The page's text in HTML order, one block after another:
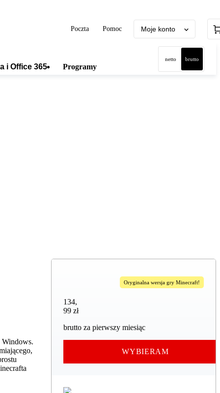
Poczta Pomoc Moje konto
i Office 365 Programy
netto brutto
Windows.
Oryginalna wersja gry Minecraft!
134,99 zł
134,
99 zł
brutto za pierwszy miesiąc
WYBIERAM